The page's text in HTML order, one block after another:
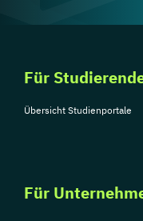
Für
Übersicht Studienportale
Für